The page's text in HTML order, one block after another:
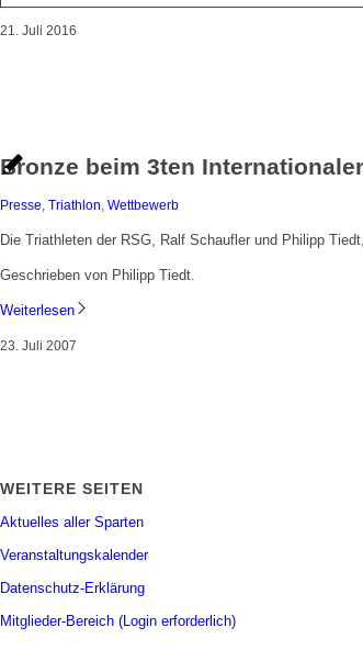
21. Juli 2016
Bronze beim 3ten
Presse Triathlon Wettbewerb
Die Triathleten der RSG, Ralf Schaufler und Philipp
Geschrieben von Philipp Tiedt.
Weiterlesen
23. Juli 2007
WEITERE SEITEN
Aktuelles aller Sparten
Veranstaltungskalender
Datenschutz-Erklärung
Mitglieder-Bereich (Login erforderlich)